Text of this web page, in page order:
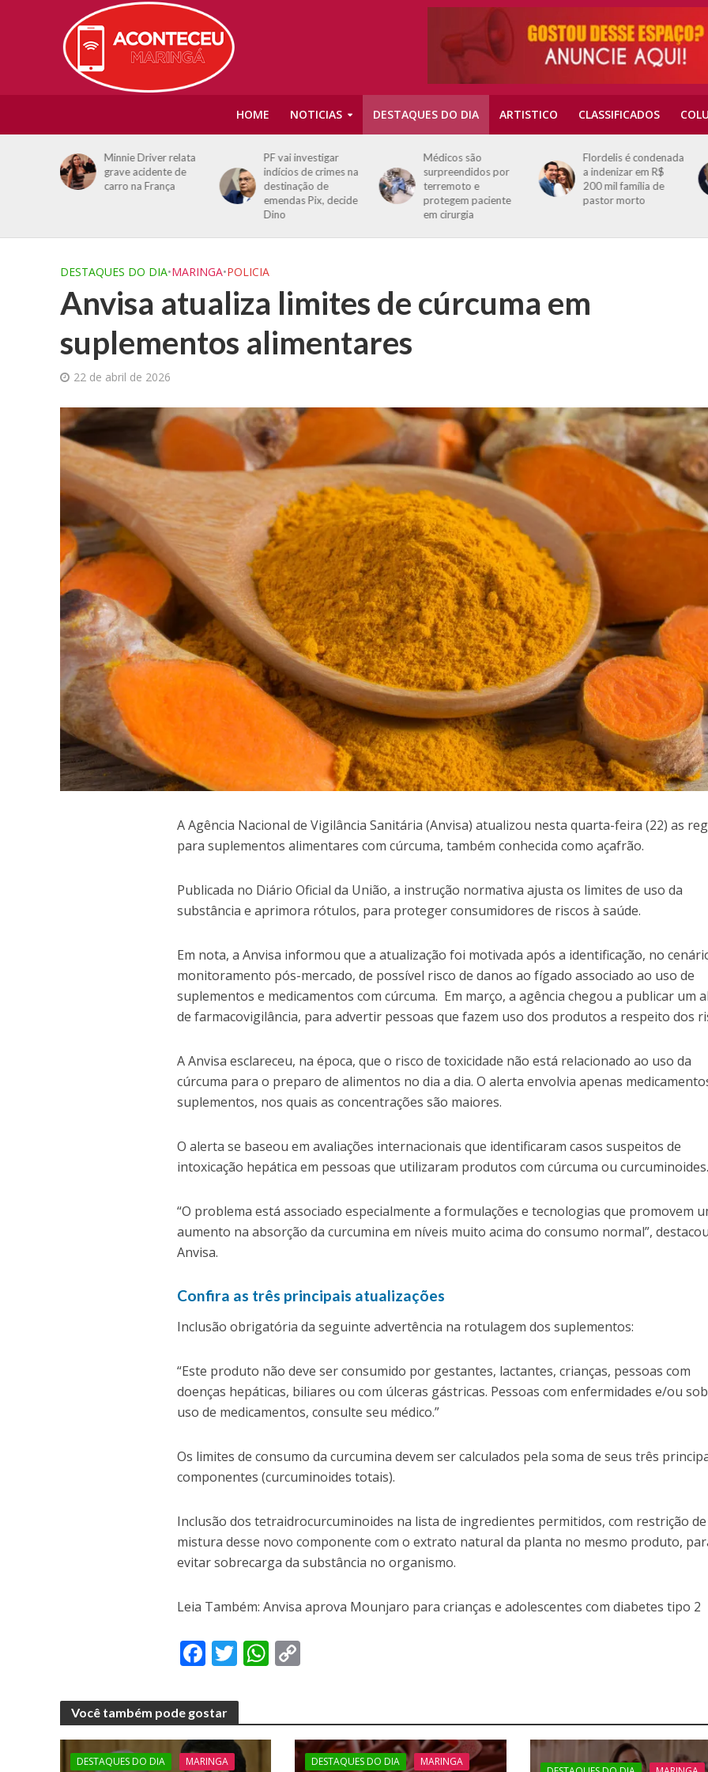
HOME NOTICIAS DESTAQUES DO DIA ARTISTICO CLASSIFICADOS
Minnie Driver relata
grave acidente de
carro na França
PF vai investigar
indícios de crimes na
destinação de
emendas Pix, decide
Dino
Médicos são
surpreendidos por
terremoto e
protegem paciente
em cirurgia
Flordelis é condenada
a indenizar em R$
200 mil família de
pastor morto
DESTAQUES DO DIA•MARINGA•POLICIA
Anvisa atualiza limites de cúrcuma em
suplementos alimentares
22 de abril de 2026
AAgência Nacional de Vigilância Sanitária (Anvisa) atualizou nesta quarta-feira (22) as
para suplementos alimentares com cúrcuma, também conhecida como açafrão.
Publicada no Diário Oficial da União, a instrução normativa ajusta os limites de uso da
substância e aprimora rótulos, para proteger consumidores de riscos à saúde.
Em nota, a Anvisa informou que a atualização foi motivada após a identificação, no
monitoramento pós-mercado, de possível risco de danos ao fígado associado ao uso de
suplementos e medicamentos com cúrcuma. Em março, a agência chegou a publicar um
de farmacovigilância, para advertir pessoas que fazem uso dos produtos a respeito dos
A Anvisa esclareceu, na época, que o risco de toxicidade não está relacionado ao uso da
cúrcuma para o preparo de alimentos no dia a dia. O alerta envolvia apenas
suplementos, nos quais as concentrações são maiores.
O alerta se baseou em avaliações internacionais que identificaram casos suspeitos de
intoxicação hepática em pessoas que utilizaram produtos com cúrcuma ou
“O problema está associado especialmente a formulações e tecnologias que promovem
aumento na absorção da curcumina em níveis muito acima do consumo normal”,
Anvisa.
Confira as três principais atualizações
Inclusão obrigatória da seguinte advertência na rotulagem dos suplementos:
“Este produto não deve ser consumido por gestantes, lactantes, crianças, pessoas com
doenças hepáticas, biliares ou com úlceras gástricas. Pessoas com enfermidades e/ou
uso de medicamentos, consulte seu médico.”
Os limites de consumo da curcumina devem ser calculados pela soma de seus três
componentes (curcuminoides totais).
Inclusão dos tetraidrocurcuminoides na lista de ingredientes permitidos, com restrição de
mistura desse novo componente com o extrato natural da planta no mesmo produto,
evitar sobrecarga da substância no organismo.
Leia Também: Anvisa aprova Mounjaro para crianças e adolescentes com diabetes tipo 2
F
e
b
o
T
itt
er
W
s y
Li
Você também pode gostar
DESTAQUES DO DIA
MARINGA
DESTAQUES DO DIA
MARINGA